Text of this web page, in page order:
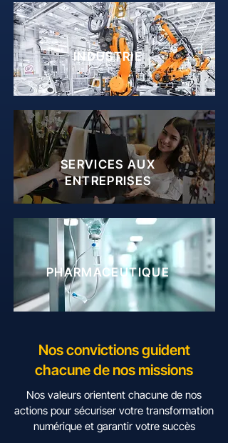
INDUSTRIE
SERVICES AUX
ENTREPRISES
PHARMACEUTIQUE
Nos convictions guident
chacune de nos missions
Nos valeurs orientent chacune de nos
actions pour sécuriser votre transformation
numérique et garantir votre succès